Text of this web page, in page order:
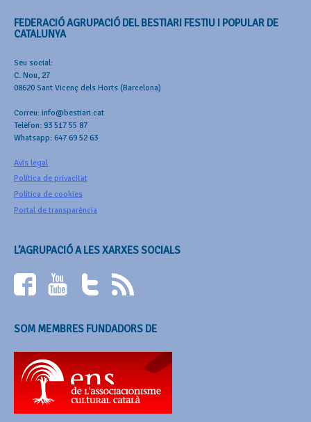
FEDERACIÓ AGRUPACIÓ DEL BESTIARI FESTIU I POPULAR DE
CATALUNYA
Seu social:
C. Nou, 27
08620 Sant Vicenç dels Horts (Barcelona)
Correu: info@bestiari.cat
Telèfon: 93 517 55 87
Whatsapp: 647 69 52 63
Avís legal
Política de privacitat
Política de cookies
Portal de transparència
L’AGRUPACIÓ A LES XARXES SOCIALS
SOM MEMBRES FUNDADORS DE